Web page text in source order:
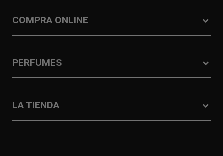
COMPRA ONLINE
PERFUMES
LA TIENDA